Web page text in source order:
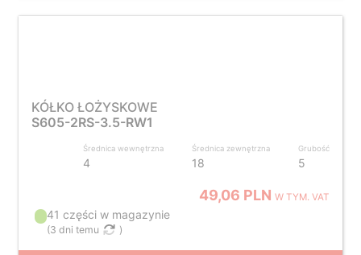
KÓŁKO ŁOŻYSKOWE
S605-2RS-3.5-RW1
Średnica wewnętrzna
4
Średnica zewnętrzna
18
Grubość
5
49,06 PLNW TYM. VAT
41 części w magazynie
(3 dni temu )